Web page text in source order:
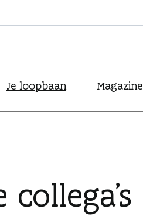
Je loopbaan Magazine